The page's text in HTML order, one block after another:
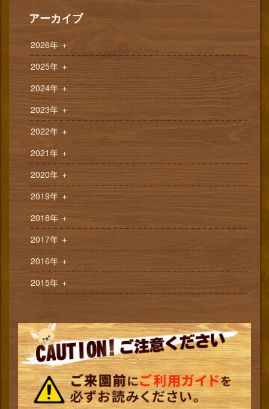
アーカイブ
2026年 ＋
2025年 ＋
2024年＋
2023年 ＋
2022年 ＋
2021年 ＋
2020年 ＋
2019年 ＋
2018年 ＋
2017年 ＋
2016年 ＋
2015年 ＋